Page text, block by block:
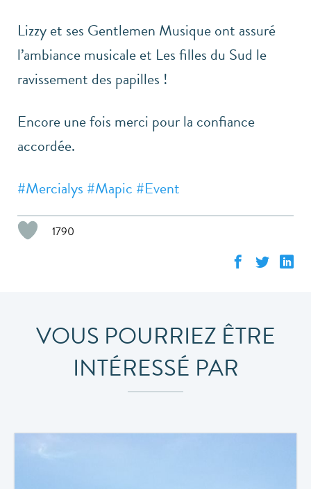
Lizzy et ses Gentlemen Musique ont assuré
l’ambiance musicale et Les filles du Sud le
ravissement des papilles !
Encore une fois merci pour la confiance
accordée.
#Mercialys #Mapic #Event
1790
VOUS POURRIEZ ÊTRE
INTÉRESSÉ PAR